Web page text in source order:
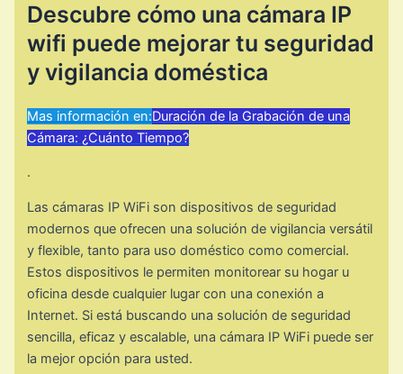
Descubre cómo una cámara IP
wifi puede mejorar tu seguridad
y vigilancia doméstica
Mas información en:Duración de la Grabación de una
Cámara: ¿Cuánto Tiempo?
.
Las cámaras IP WiFi son dispositivos de seguridad
modernos que ofrecen una solución de vigilancia versátil
y flexible, tanto para uso doméstico como comercial.
Estos dispositivos le permiten monitorear su hogar u
oficina desde cualquier lugar con una conexión a
Internet. Si está buscando una solución de seguridad
sencilla, eficaz y escalable, una cámara IP WiFi puede ser
la mejor opción para usted.